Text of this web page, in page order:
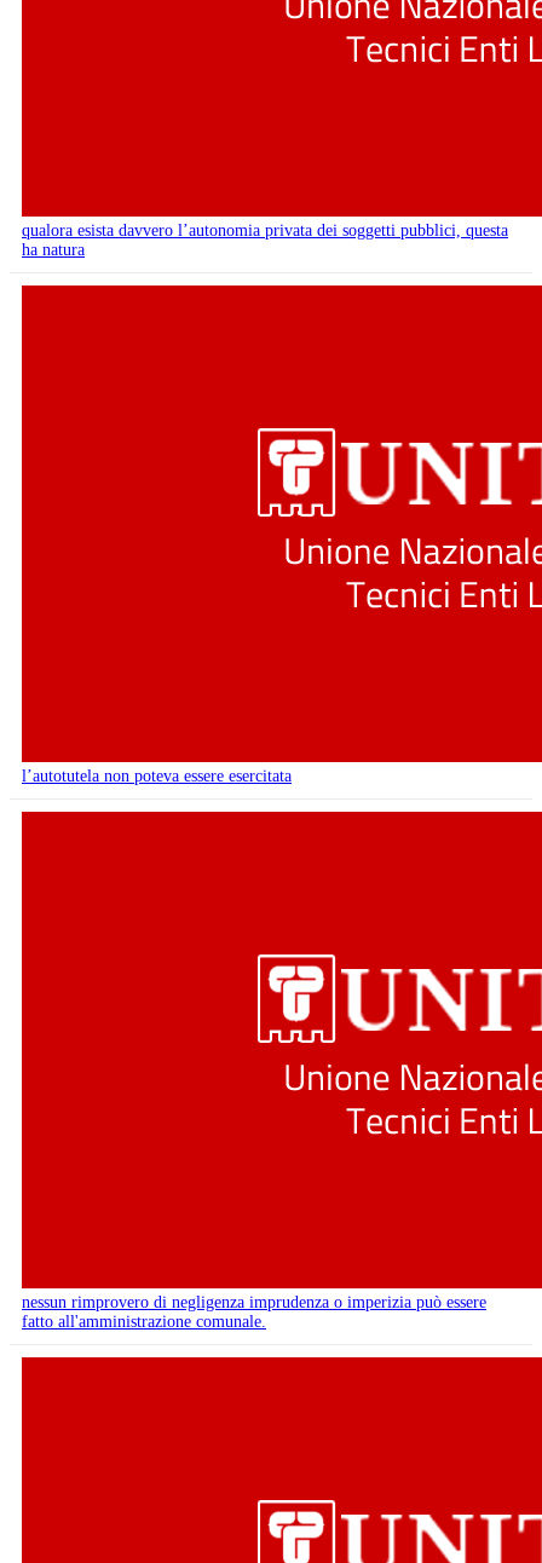
qualora esista davvero l’autonomia privata dei soggetti pubblici, questa
ha natura
l’autotutela non poteva essere esercitata
nessun rimprovero di negligenza imprudenza o imperizia può essere
fatto all'amministrazione comunale.